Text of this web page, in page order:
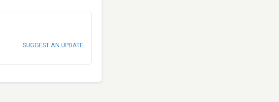
SUGGEST AN UPDATE